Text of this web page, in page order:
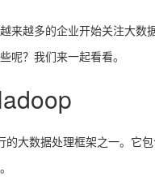
来越多的企业开始关注大数
呢？我们来一起看看。
大数据处理框架之一。它